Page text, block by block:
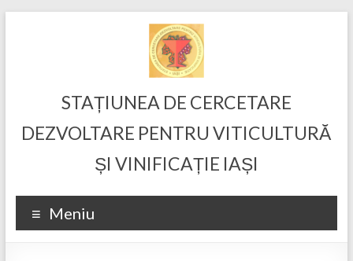
STAȚIUNEA DE CERCETARE
DEZVOLTARE PENTRU VITICULTURĂ
ȘI VINIFICAȚIE IAȘI
Meniu